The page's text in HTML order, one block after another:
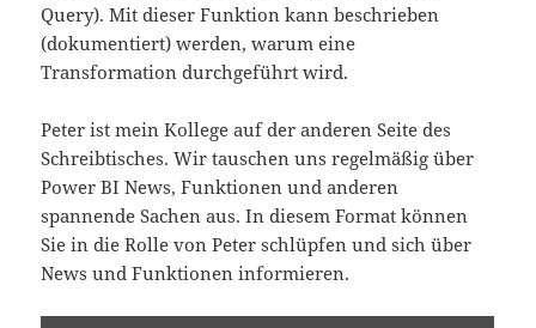
Query). Mit dieser Funktion kann beschrieben
(dokumentiert) werden, warum eine
Transformation durchgeführt wird.
Peter ist mein Kollege auf der anderen Seite des
Schreibtisches. Wir tauschen uns regelmäßig über
Power BI News, Funktionen und anderen
spannende Sachen aus. In diesem Format können
Sie in die Rolle von Peter schlüpfen und sich über
News und Funktionen informieren.